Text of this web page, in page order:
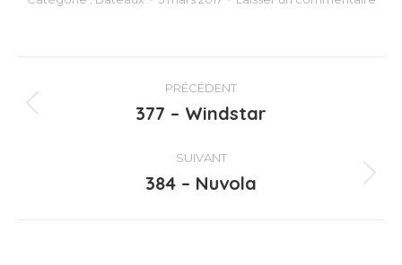
Navigation
article
PRÉCÉDENT
Article
:
377 – Windstar
SUIVANT
Article
384 – Nuvola